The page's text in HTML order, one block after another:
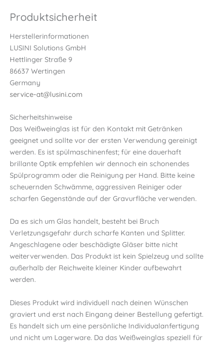
Produktsicherheit
Herstellerinformationen
LUSINI Solutions GmbH
Hettlinger Straße 9
86637 Wertingen
Germany
service-at@lusini.com
Sicherheitshinweise
Das Weißweinglas ist für den Kontakt mit Getränken
geeignet und sollte vor der ersten Verwendung gereinigt
werden. Es ist spülmaschinenfest; für eine dauerhaft
brillante Optik empfehlen wir dennoch ein schonendes
Spülprogramm oder die Reinigung per Hand. Bitte keine
scheuernden Schwämme, aggressiven Reiniger oder
scharfen Gegenstände auf der Gravurfläche verwenden.
Da es sich um Glas handelt, besteht bei Bruch
Verletzungsgefahr durch scharfe Kanten und Splitter.
Angeschlagene oder beschädigte Gläser bitte nicht
weiterverwenden. Das Produkt ist kein Spielzeug und sollte
außerhalb der Reichweite kleiner Kinder aufbewahrt
werden.
Dieses Produkt wird individuell nach deinen Wünschen
graviert und erst nach Eingang deiner Bestellung gefertigt.
Es handelt sich um eine persönliche Individualanfertigung
und nicht um Lagerware. Da das Weißweinglas speziell für